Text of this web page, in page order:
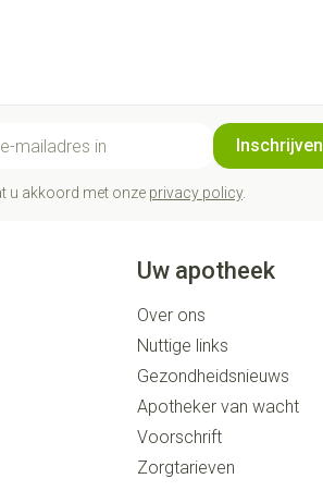
Inschrijven
u akkoord met onze privacy policy.
Uw apotheek
Over ons
Nuttige links
Gezondheidsnieuws
Apotheker van wacht
Voorschrift
Zorgtarieven